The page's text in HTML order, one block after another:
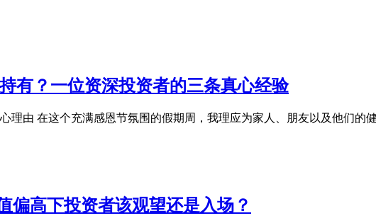
有？一位资深投资者的三条真心经验
理由 在这个充满感恩节氛围的假期周，我理应为家人、朋友以及他们的
偏高下投资者该观望还是入场？